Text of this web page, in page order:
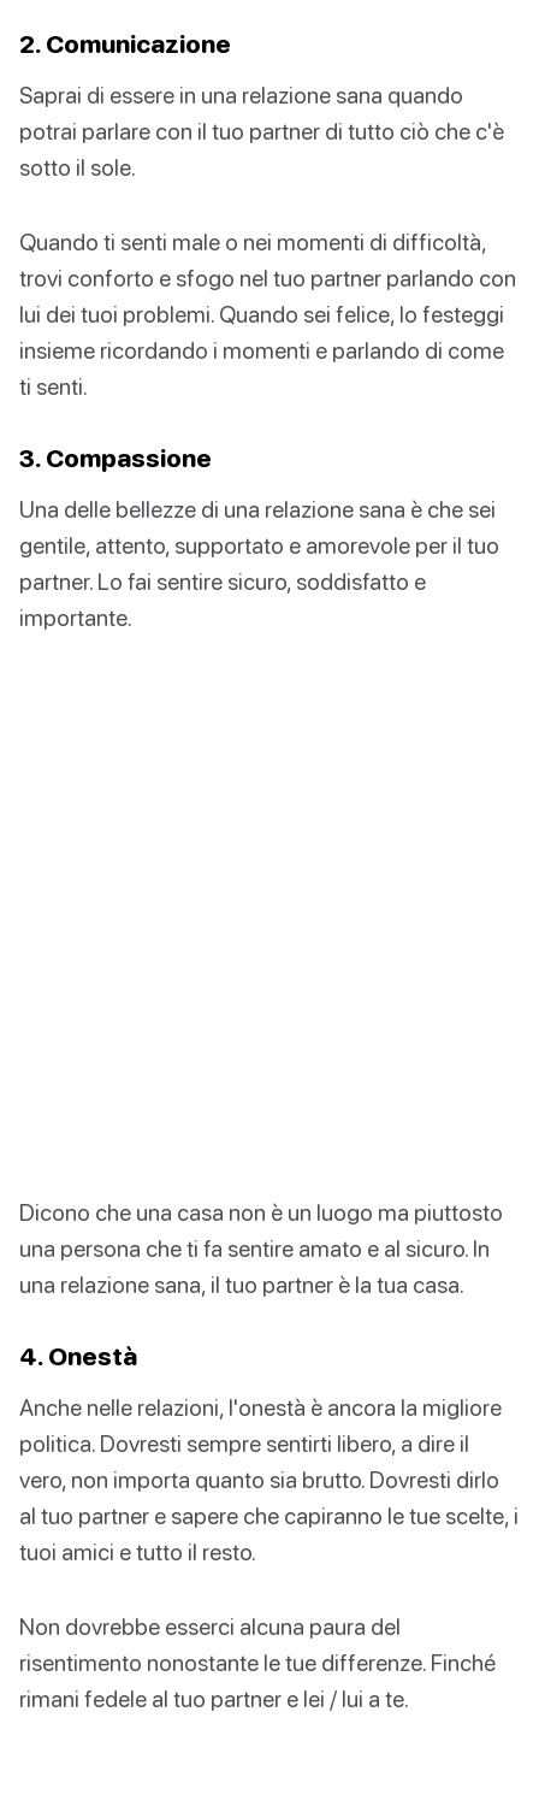
2. Comunicazione
Saprai di essere in una relazione sana quando
potrai parlare con il tuo partner di tutto ciò che c'è
sotto il sole.
Quando ti senti male o nei momenti di difficoltà,
trovi conforto e sfogo nel tuo partner parlando con
lui dei tuoi problemi. Quando sei felice, lo festeggi
insieme ricordando i momenti e parlando di come
ti senti.
3. Compassione
Una delle bellezze di una relazione sana è che sei
gentile, attento, supportato e amorevole per il tuo
partner. Lo fai sentire sicuro, soddisfatto e
importante.
Dicono che una casa non è un luogo ma piuttosto
una persona che ti fa sentire amato e al sicuro. In
una relazione sana, il tuo partner è la tua casa.
4. Onestà
Anche nelle relazioni, l'onestà è ancora la migliore
politica. Dovresti sempre sentirti libero, a dire il
vero, non importa quanto sia brutto. Dovresti dirlo
al tuo partner e sapere che capiranno le tue scelte, i
tuoi amici e tutto il resto.
Non dovrebbe esserci alcuna paura del
risentimento nonostante le tue differenze. Finché
rimani fedele al tuo partner e lei / lui a te.